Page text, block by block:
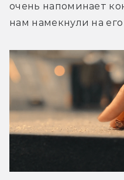
очень напоминает
нам намекнули на